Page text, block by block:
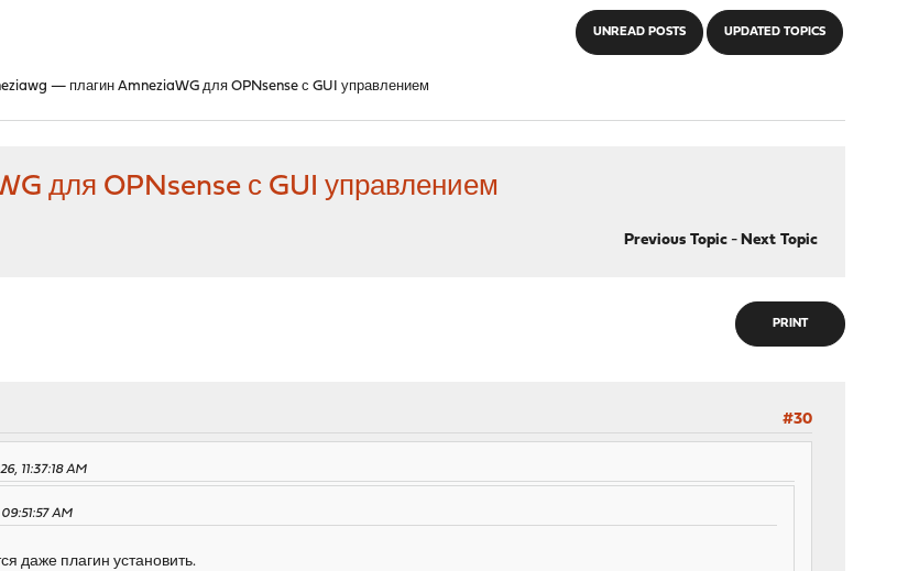
UNREAD POSTS UPDATED TOPICS
— плагин AmneziaWG для OPNsense с GUI управлением
для OPNsense с GUI управлением
Previous Topic- Next Topic
PRINT
#30
11:37:18 AM
AM
даже плагин установить.